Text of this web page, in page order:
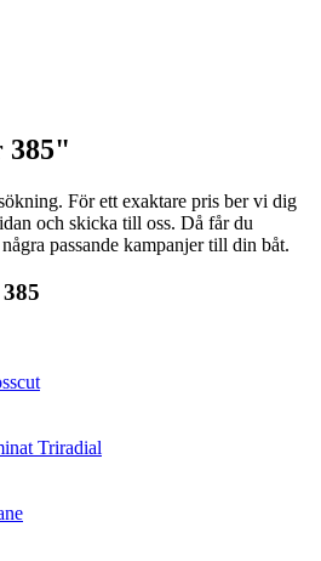
385"
För ett exaktare pris ber vi dig
och skicka till oss. Då får du
passande kampanjer till din båt.
Triradial